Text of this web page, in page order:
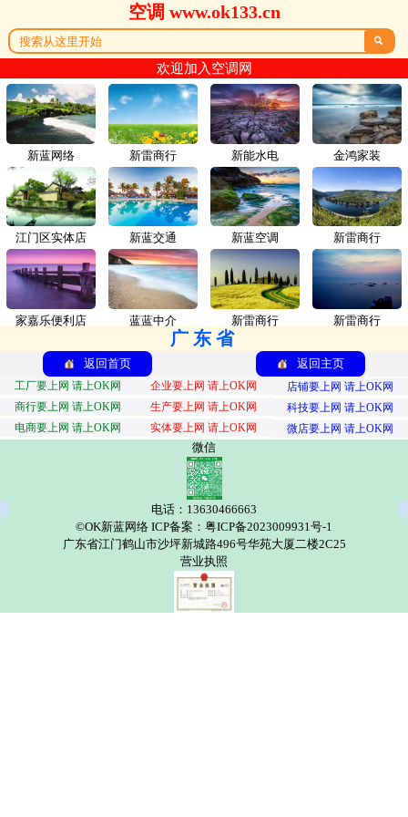
空调 www.ok133.cn

欢迎加入空调网
新蓝网络 新雷商行
江门区实体店 新蓝交通
家嘉乐便利店 蓝蓝中介
新能水电 金鸿家装
新蓝空调 新雷商行
新雷商行 新雷商行
广东省
返回首页 返回主页
工厂要上网 请上OK网 企业要上网 请上OK网
店铺要上网 请上OK网
商行要上网 请上OK网
生产要上网 请上OK网
科技要上网 请上OK网
电商要上网 请上OK网
实体要上网 请上OK网 微店要上网 请上OK网
微信
电话：13630466663
©OK新蓝网络 ICP备案：粤ICP备2023009931号-1
广东省江门鹤山市沙坪新城路496号华苑大厦二楼2C25
营业执照